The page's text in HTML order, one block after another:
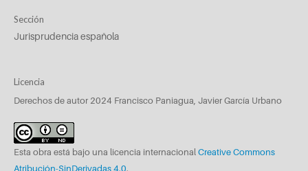
Sección
Jurisprudencia española
Licencia
Derechos de autor 2024 Francisco Paniagua, Javier García Urbano
Esta obra está bajo una licencia internacional Creative Commons
Atribución-SinDerivadas 4.0.